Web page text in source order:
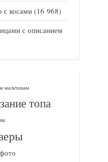
косами (16 968)
с описанием
мальчикам
топа